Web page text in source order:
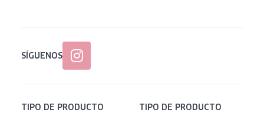
SÍGUENOS
TIPO DE PRODUCTO TIPO DE PRODUCTO